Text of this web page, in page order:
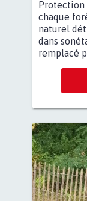
Protection
chaque
naturel
dans
remplacé